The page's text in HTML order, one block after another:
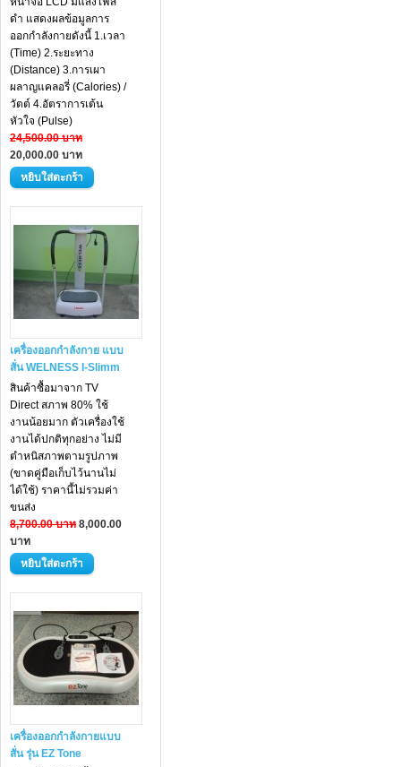
ดำ แสดงผลข้อมูลการ
ออกกำลังกายดังนี้ 1.เวลา
(Time) 2.ระยะทาง
(Distance) 3.การเผา
ผลาญแคลอรี่ (Calories) /
วัตต์ 4.อัตราการเต้น
หัวใจ (Pulse)
24,500.00 บาท
20,000.00 บาท
เครื่องออกกำลังกาย แบบ
สั่น WELNESS I-Slimm
สินค้าซื้อมาจาก TV
Direct สภาพ 80% ใช้
งานน้อยมาก ตัวเครื่องใช้
งานได้ปกติทุกอย่าง ไม่มี
ตำหนิสภาพตามรูปภาพ
(ขาดคู่มือเก็บไว้นานไม่
ได้ใช้) ราคานี้ไม่รวมค่า
ขนส่ง
8,700.00 บาท 8,000.00
บาท
เครื่องออกกำลังกายแบบ
สั่น รุ่น EZ Tone